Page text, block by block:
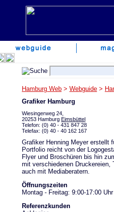
Hamburg Web > Webguide >
Grafiker Hamburg
Wiesingerweg 24,
20253 Hamburg Eimsbüttel
Telefon: (0) 40 - 431 847 28
Telefax: (0) 40 - 40 162 167
Grafiker Henning Meyer erstellt
Portfolio reicht von der
Flyer und Broschüren bis hin
mit verschiedenen Druckereien,
auch mit Mediaberatern.
Öffnungszeiten
Montag - Freitag: 9:00-17:00 Uhr
Referenzkunden